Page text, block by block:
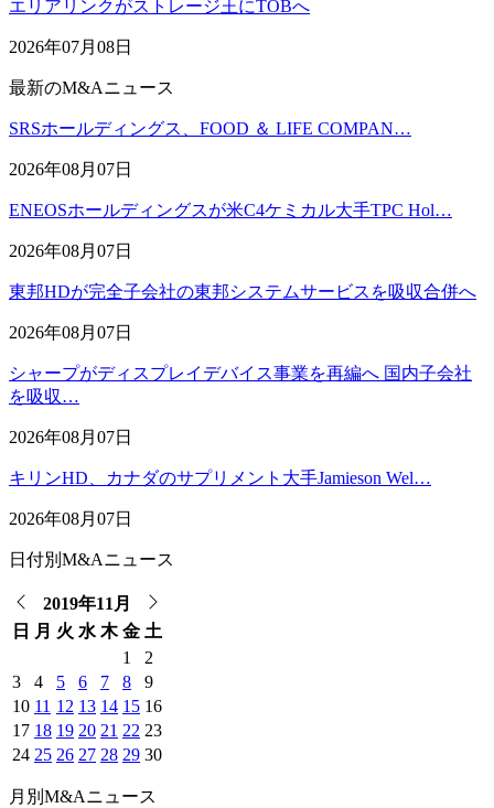
エリアリンクがストレージ王にTOBへ
2026年07月08日
最新のM&Aニュース
SRSホールディングス、FOOD ＆ LIFE COMPAN…
2026年08月07日
ENEOSホールディングスが米C4ケミカル大手TPC Hol…
2026年08月07日
東邦HDが完全子会社の東邦システムサービスを吸収合併へ
2026年08月07日
シャープがディスプレイデバイス事業を再編へ 国内子会社
を吸収…
2026年08月07日
キリンHD、カナダのサプリメント大手Jamieson Wel…
2026年08月07日
日付別M&Aニュース
2019年11月
日 月 火 水 木 金 土
1
2
3
4 5 6 7 8
9
10 11 12 13 14 15 16
17 18 19 20 21 22 23
24 25 26 27 28 29 30
月別M&Aニュース